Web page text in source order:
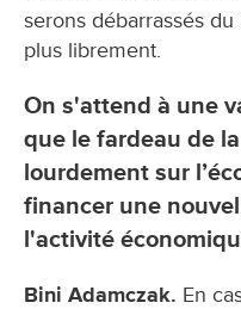
serons débarrassés
plus librement.
On s'attend à une
que le fardeau de
lourdement sur
financer une
l'activité
Bini Adamczak. En